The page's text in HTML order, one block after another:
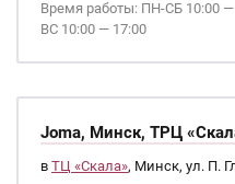
Время работы: ПН-СБ 10:00 —
ВС 10:00 — 17:00
Joma, Минск, ТРЦ
в ТЦ «Скала», Минск, ул. П.